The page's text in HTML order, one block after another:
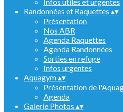
Randonnées et Raquettes ▴▾
Présentation
Nos ABR
Agenda Raquettes
Agenda Randonnées
Sorties en refuge
Infos urgentes
Aquagym▴▾
Présentation de
Agenda
Galerie Photos ▴▾